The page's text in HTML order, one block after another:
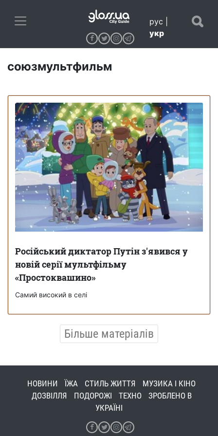
рус
укр
союзмультфильм
Російський диктатор Путін з'явився у
новій серії мультфільму
«Простоквашино»
Самий високий в селі
Більше матеріалів
НОВИНИ ЇЖА СТИЛЬ ЖИТТЯ
МУЗИКА І КІНО
ДОЗВІЛЛЯ
ПОДОРОЖІ ТЕХНО
ЗРОБЛЕНО В
УКРАЇНІ